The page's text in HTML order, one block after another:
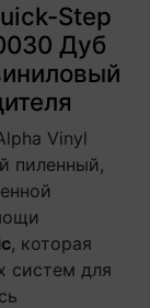
Step
Дуб
Vinyl
пиленный,
, которая
систем для